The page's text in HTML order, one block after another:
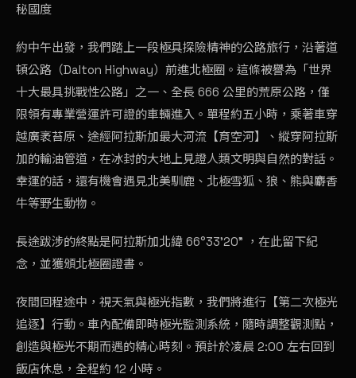
秘國度
約中午出發，我們踏上一段極具探險精神的公路旅行，沿著道
頓公路（Dalton Highway）前進北極圈。這條被譽為「世界
十大最具挑戰性公路」之一、全長 666 公里的荒原公路，僅
限領有專業營運許可證的車輛進入。單程約五小時，乘著車穿
越廣袤苔原、途經阿拉斯加最大河流【育空河】、縱穿阿拉斯
加的輸油管道，在冰封的大地上見證人類文明與自然的對話。
幸運的話，還有機會遇見北美馴鹿、北極雪狐、狼、熊與麝香
牛等野生動物。
長途跋涉的終點是阿拉斯加北緯 66°33’20” ，在此留下紀
念，並獲頒北極圈證書。
夜間回程途中，視天氣與極光指數，我們將進行【第二次極光
追逐】行動。車內配備即時極光監測系統，隨時調整觀測點，
創造與極光不期而遇的精心時刻。預計於凌晨 2:00 左右回到
飯店休息，全程約 12 小時。